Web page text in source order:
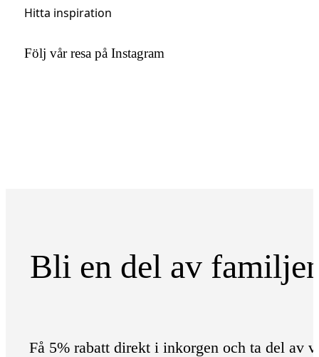
Hitta inspiration
Följ vår resa på Instagram
Bli en del av
Få 5% rabatt direkt i inkorgen och ta del av